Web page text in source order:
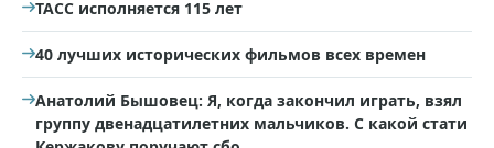
ТАСС исполняется 115 лет
40 лучших исторических фильмов всех времен
Анатолий Бышовец: Я, когда закончил играть, взял
группу двенадцатилетних мальчиков. С какой стати